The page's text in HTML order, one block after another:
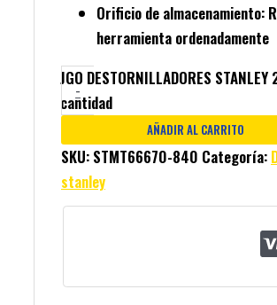
Orificio de almacenamiento:
herramienta ordenadamente
-
JGO DESTORNILLADORES
cantidad
AÑADIR AL CARRITO
SKU: STMT66670-840 Categoría:
stanley